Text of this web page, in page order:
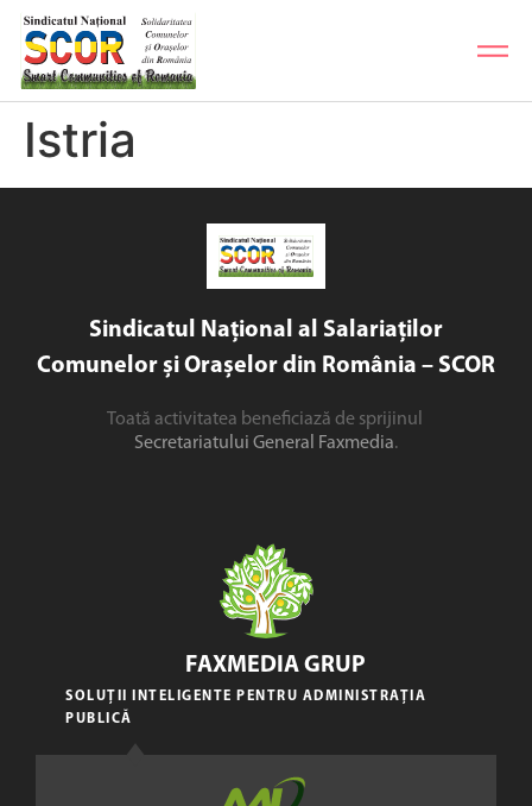
Istria
Sindicatul Național al Salariaților
Comunelor și Orașelor din România – SCOR
Toată activitatea beneficiază de sprijinul
Secretariatului General Faxmedia.
FAXMEDIA GRUP
SOLUȚII INTELIGENTE PENTRU ADMINISTRAȚIA
PUBLICĂ